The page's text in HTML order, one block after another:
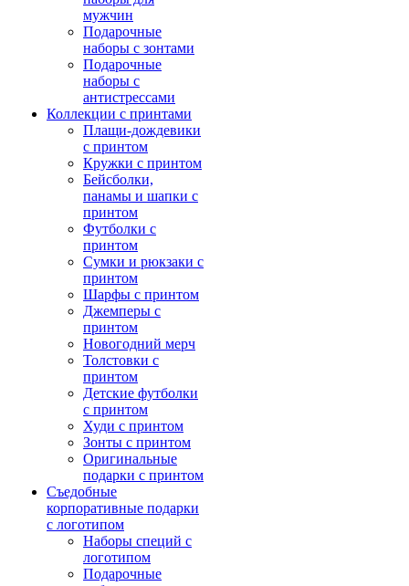
мужчин
Подарочные
наборы с зонтами
Подарочные
наборы с
антистрессами
Коллекции с принтами
Плащи-дождевики
с принтом
Кружки с принтом
Бейсболки,
панамы и шапки с
принтом
Футболки с
принтом
Сумки и рюкзаки с
принтом
Шарфы с принтом
Джемперы с
принтом
Новогодний мерч
Толстовки с
принтом
Детские футболки
с принтом
Худи с принтом
Зонты с принтом
Оригинальные
подарки с принтом
Съедобные
корпоративные подарки
с логотипом
Наборы специй с
логотипом
Подарочные